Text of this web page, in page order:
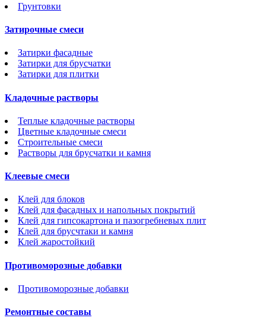
Грунтовки
Затирочные смеси
Затирки фасадные
Затирки для брусчатки
Затирки для плитки
Кладочные растворы
Теплые кладочные растворы
Цветные кладочные смеси
Строительные смеси
Растворы для брусчатки и камня
Клеевые смеси
Клей для блоков
Клей для фасадных и напольных покрытий
Клей для гипсокартона и пазогребневых плит
Клей для брусчтаки и камня
Клей жаростойкий
Противоморозные добавки
Противоморозные добавки
Ремонтные составы